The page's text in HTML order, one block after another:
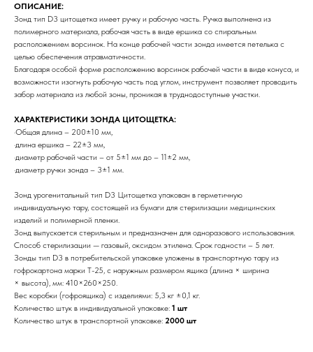
ОПИСАНИЕ:
Зонд тип D3 цитощетка имеет ручку и рабочую часть. Ручка выполнена из
полимерного материала, рабочая часть в виде ершика со спиральным
расположением ворсинок. На конце рабочей части зонда имеется петелька с
целью обеспечения атравматичности.
Благодаря особой форме расположению ворсинок рабочей части в виде конуса, и
возможности изогнуть рабочую часть под углом, инструмент позволяет проводить
забор материала из любой зоны, проникая в труднодоступные участки.
ХАРАКТЕРИСТИКИ ЗОНДА ЦИТОЩЕТКА:
·Общая длина – 200±10 мм,
·длина ершика – 22±3 мм,
·диаметр рабочей части – от 5±1 мм до – 11±2 мм,
·диаметр ручки зонда – 3±1 мм.
Зонд урогенитальный тип D3 Цитощетка упакован в герметичную
индивидуальную тару, состоящей из бумаги для стерилизации медицинских
изделий и полимерной пленки.
Зонд выпускается стерильным и предназначен для одноразового использования.
Способ стерилизации — газовый, оксидом этилена. Срок годности – 5 лет.
Зонды тип D3 в потребительской упаковке уложены в транспортную тару из
гофрокартона марки Т-25, с наружным размером ящика (длина × ширина
× высота), мм: 410×260×250.
Вес коробки (гофроящика) с изделиями: 5,3 кг ±0,1 кг.
Количество штук в индивидуальной упаковке: 1 шт
Количество штук в транспортной упаковке: 2000 шт